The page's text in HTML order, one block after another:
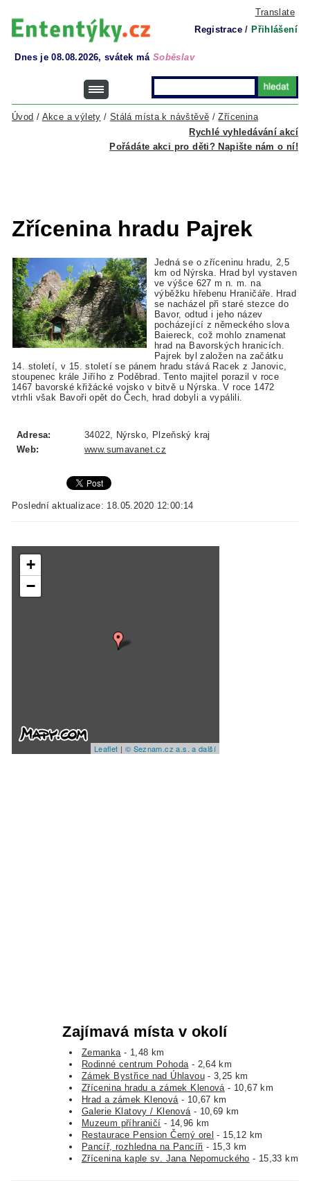
Translate
Registrace / Přihlášení
Dnes je 08.08.2026, svátek má Soběslav
Rychlé vyhledávání akcí
Úvod / Akce a výlety / Stálá místa k návštěvě /Zřícenina
Pořádáte akci pro děti? Napište nám o ní!
Zřícenina hradu Pajrek
Jedná se o zříceninu hradu, 2,5
km od Nýrska. Hrad byl vystaven
ve výšce 627 m n. m. na
výběžku hřebenu Hraničáře. Hrad
se nacházel při staré stezce do
Bavor, odtud i jeho název
pocházející z německého slova
Baiereck, což mohlo znamenat
hrad na Bavorských hranicích.
Pajrek byl založen na začátku
14. století, v 15. století se pánem hradu stává Racek z Janovic,
stoupenec krále Jiřího z Poděbrad. Tento majitel porazil v roce
1467 bavorské křižácké vojsko v bitvě u Nýrska. V roce 1472
vtrhli však Bavoři opět do Čech, hrad dobyli a vypálili.
Adresa:
34022, Nýrsko, Plzeňský kraj
Web:
www.sumavanet.cz
Poslední aktualizace: 18.05.2020 12:00:14
+
−
Leaflet | © Seznam.cz a.s. a další
Zajímavá místa v okolí
Zemanka - 1,48 km
Rodinné centrum Pohoda - 2,64 km
Zámek Bystřice nad Úhlavou- 3,25 km
Zřícenina hradu a zámek Klenová - 10,67 km
Hrad a zámek Klenová - 10,67 km
Galerie Klatovy / Klenová - 10,69 km
Muzeum příhraničí - 14,96 km
Restaurace Pension Černý orel - 15,12 km
Pancíř, rozhledna na Pancíři - 15,3 km
Zřícenina kaple sv. Jana Nepomuckého - 15,33 km